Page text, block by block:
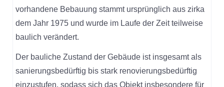
vorhandene Bebauung stammt ursprünglich aus zirka
dem Jahr 1975 und wurde im Laufe der Zeit teilweise
baulich verändert.
Der bauliche Zustand der Gebäude ist insgesamt als
sanierungsbedürftig bis stark renovierungsbedürftig
einzustufen, sodass sich das Objekt insbesondere für